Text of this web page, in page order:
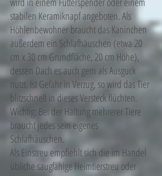
stabilen Keramiknapf angeboten. Als
Höhlenbewohner braucht das Kaninchen
außerdem ein Schlafhäuschen (etwa 20
cm x 30 cm Grundfläche, 20 cm Höhe),
dessen Dach es auch gern als Ausguck
nutzt. Ist Gefahr in Verzug, so wird das Tier
blitzschnell in dieses Versteck flüchten.
Wichtig: Bei der Haltung mehrerer Tiere
braucht jedes sein eigenes
Schlafhäuschen.
Als Einstreu empfiehlt sich die im Handel
übliche saugfähige Heimtierstreu oder